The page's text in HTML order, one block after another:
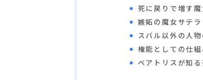
死に戻りで増す
嫉妬の魔女サテ
スバル以外の人
権能としての仕
ベアトリスが知